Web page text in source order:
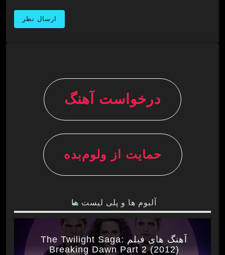
درخواست آهنگ
حمایت از ولوم‌بده
آلبوم ها و پلی لیست ها
آهنگ های فیلم The Twilight Saga:
Breaking Dawn Part 2 (2012)